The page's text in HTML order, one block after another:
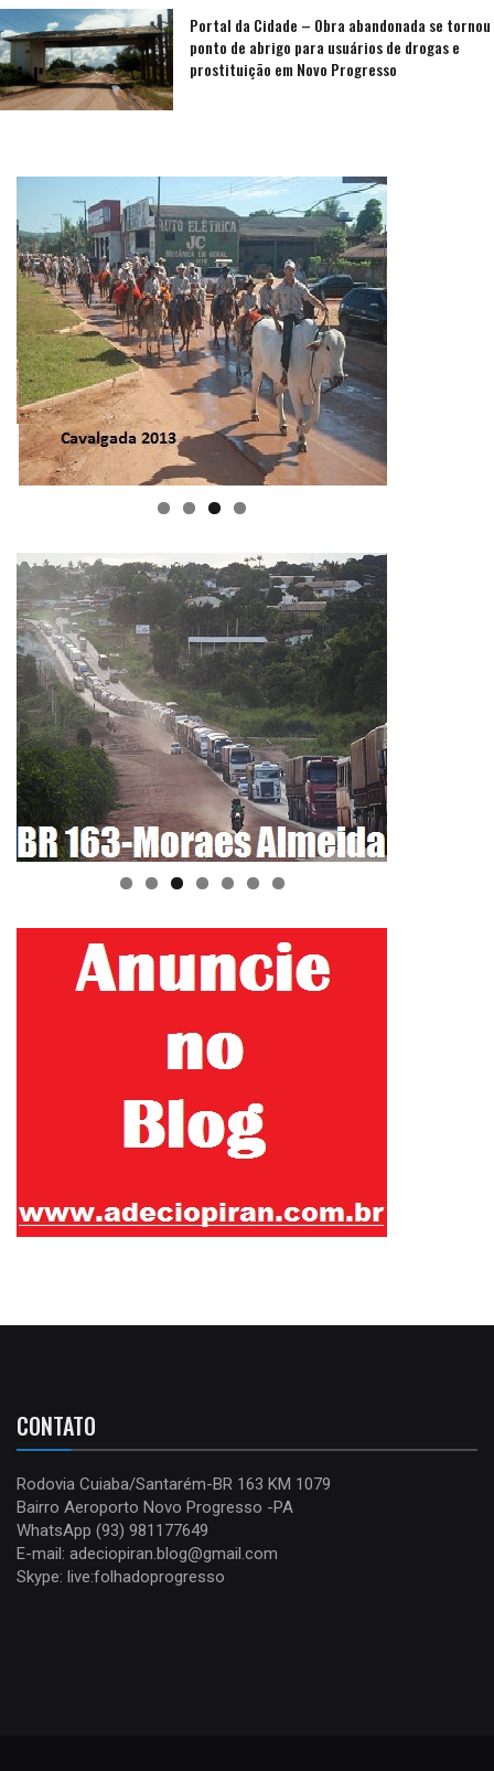
Portal da Cidade – Obra abandonada se tornou
ponto de abrigo para usuários de drogas e
prostituição em Novo Progresso
CONTATO
Rodovia Cuiaba/Santarém-BR 163 KM 1079
Bairro Aeroporto Novo Progresso -PA
WhatsApp (93) 981177649
E-mail: adeciopiran.blog@gmail.com
Skype: live:folhadoprogresso